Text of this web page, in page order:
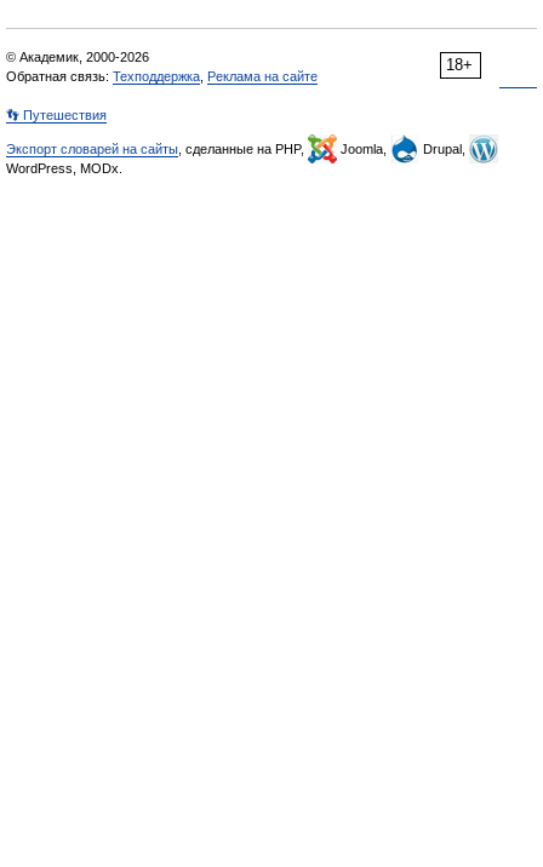
18+
© Академик, 2000-2026
Обратная связь: Техподдержка Реклама на сайте
👣 Путешествия
Экспорт словарей на сайты , сделанные на PHP, Joomla,
Drupal,
WordPress, MODx.